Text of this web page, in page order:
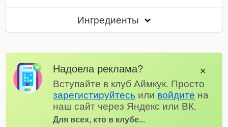
Ингредиенты
Надоела реклама?
Вступайте в клуб Аймкук. Просто
зарегистируйтесь или войдите на
наш сайт через Яндекс или ВК.
Для всех, кто в клубе...
✕